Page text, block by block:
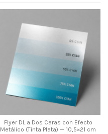
Flyer DL a Dos Caras con Efecto
Metálico (Tinta Plata) — 10,5×21 cm